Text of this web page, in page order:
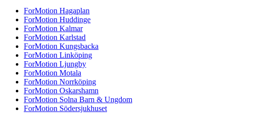
ForMotion Hagaplan
ForMotion Huddinge
ForMotion Kalmar
ForMotion Karlstad
ForMotion Kungsbacka
ForMotion Linköping
ForMotion Ljungby
ForMotion Motala
ForMotion Norrköping
ForMotion Oskarshamn
ForMotion Solna Barn & Ungdom
ForMotion Södersjukhuset